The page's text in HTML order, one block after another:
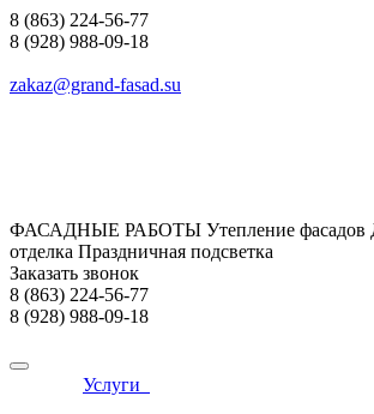
8 (863) 224-56-77
8 (928) 988-09-18
zakaz@grand-fasad.su
ФАСАДНЫЕ РАБОТЫ Утепление фасадов
отделка Праздничная подсветка
Заказать звонок
8 (863) 224-56-77
8 (928) 988-09-18
Услуги